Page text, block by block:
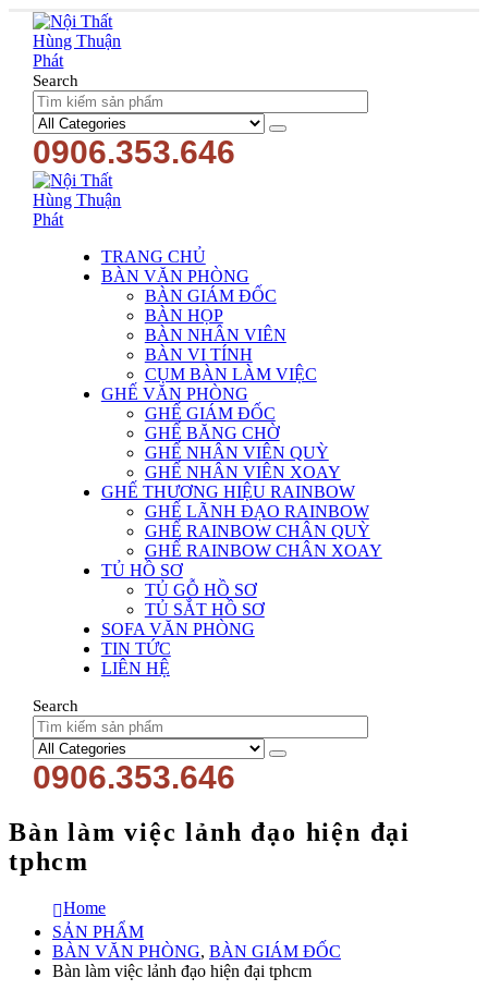
Search
0906.353.646
TRANG CHỦ
BÀN VĂN PHÒNG
BÀN GIÁM ĐỐC
BÀN HỌP
BÀN NHÂN VIÊN
BÀN VI TÍNH
CỤM BÀN LÀM VIỆC
GHẾ VĂN PHÒNG
GHẾ GIÁM ĐỐC
GHẾ BĂNG CHỜ
GHẾ NHÂN VIÊN QUỲ
GHẾ NHÂN VIÊN XOAY
GHẾ THƯƠNG HIỆU RAINBOW
GHẾ LÃNH ĐẠO RAINBOW
GHẾ RAINBOW CHÂN QUỲ
GHẾ RAINBOW CHÂN XOAY
TỦ HỒ SƠ
TỦ GỖ HỒ SƠ
TỦ SẮT HỒ SƠ
SOFA VĂN PHÒNG
TIN TỨC
LIÊN HỆ
Search
0906.353.646
Bàn làm việc lảnh đạo hiện đại
tphcm
Home
SẢN PHẨM
BÀN VĂN PHÒNG, BÀN GIÁM ĐỐC
Bàn làm việc lảnh đạo hiện đại tphcm